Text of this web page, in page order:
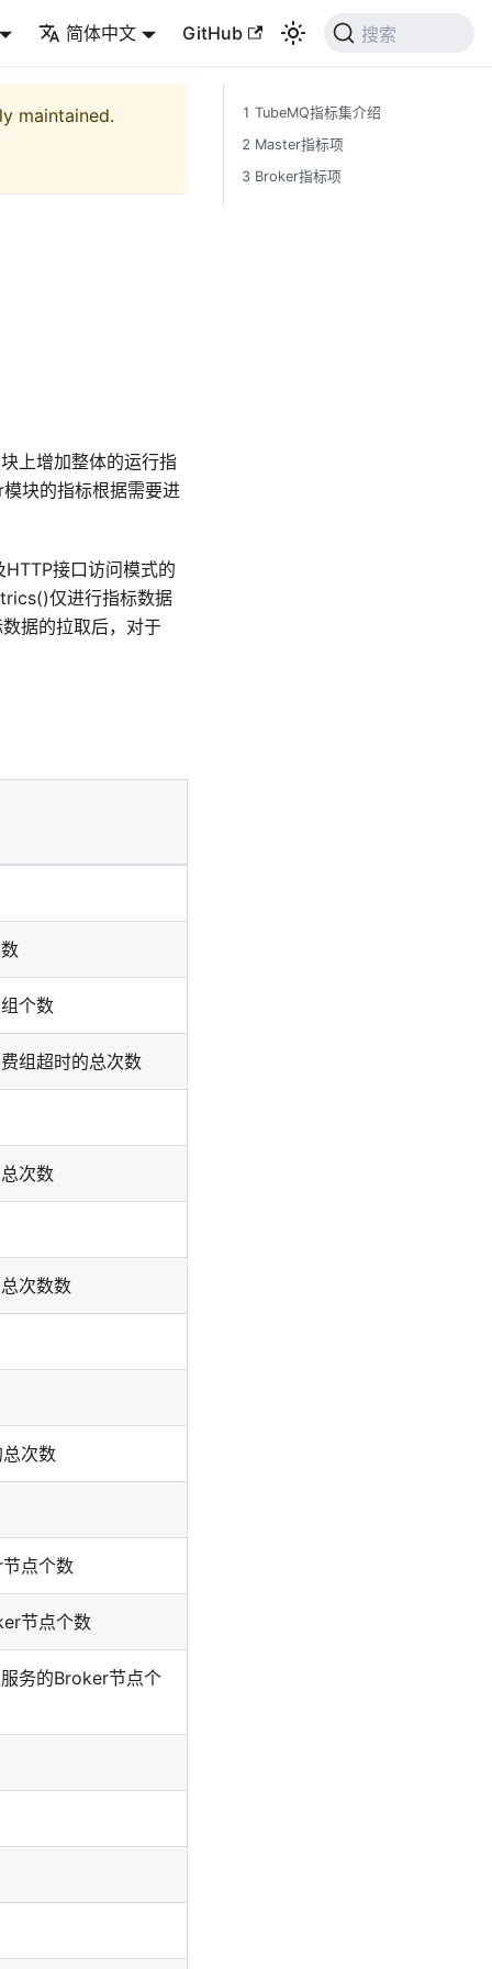
简体中文 GitHub 搜索
maintained.
上增加整体的运行指
块的指标根据需要进
接口访问模式的
仅进行指标数据
据的拉取后，对于
个数
组超时的总次数
次数
次数数
次数
点个数
节点个数
务的Broker节点个
1 TubeMQ指标集介绍
2 Master指标项
3 Broker指标项